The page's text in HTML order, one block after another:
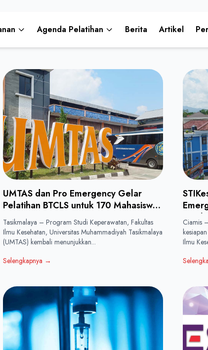
Agenda Pelatihan Berita Artikel
UMTAS dan Pro Emergency Gelar
Pelatihan BTCLS untuk 170 Mahasiswa
Keperawatan
Tasikmalaya – Program Studi Keperawatan, Fakultas
Ilmu Kesehatan, Universitas Muhammadiyah Tasikmalaya
(UMTAS) kembali menunjukkan...
Selengkapnya →
untuk
Ciamis
Ilmu